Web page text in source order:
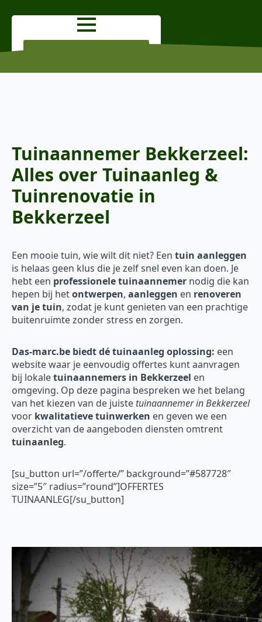
Tuinaannemer Bekkerzeel:
Alles over Tuinaanleg &
Tuinrenovatie in
Bekkerzeel
Een mooie tuin, wie wilt dit niet? Een tuin aanleggen
is helaas geen klus die je zelf snel even kan doen. Je
hebt een professionele tuinaannemer nodig die kan
hepen bij hetontwerpen, aanleggen en renoveren
van je tuin, zodat je kunt genieten van een prachtige
buitenruimte zonder stress en zorgen.
Das-marc.be biedt dé tuinaanleg oplossing: een
website waar je eenvoudig offertes kunt aanvragen
bij lokaletuinaannemers in Bekkerzeel en
omgeving. Op deze pagina bespreken we het belang
van het kiezen van de juiste tuinaannemer in Bekkerzeel
voor kwalitatieve tuinwerken en geven we een
overzicht van de aangeboden diensten omtrent
tuinaanleg.
[su_button url=”/offerte/” background=”#587728″
size=”5″ radius=”round”]OFFERTES
TUINAANLEG[/su_button]